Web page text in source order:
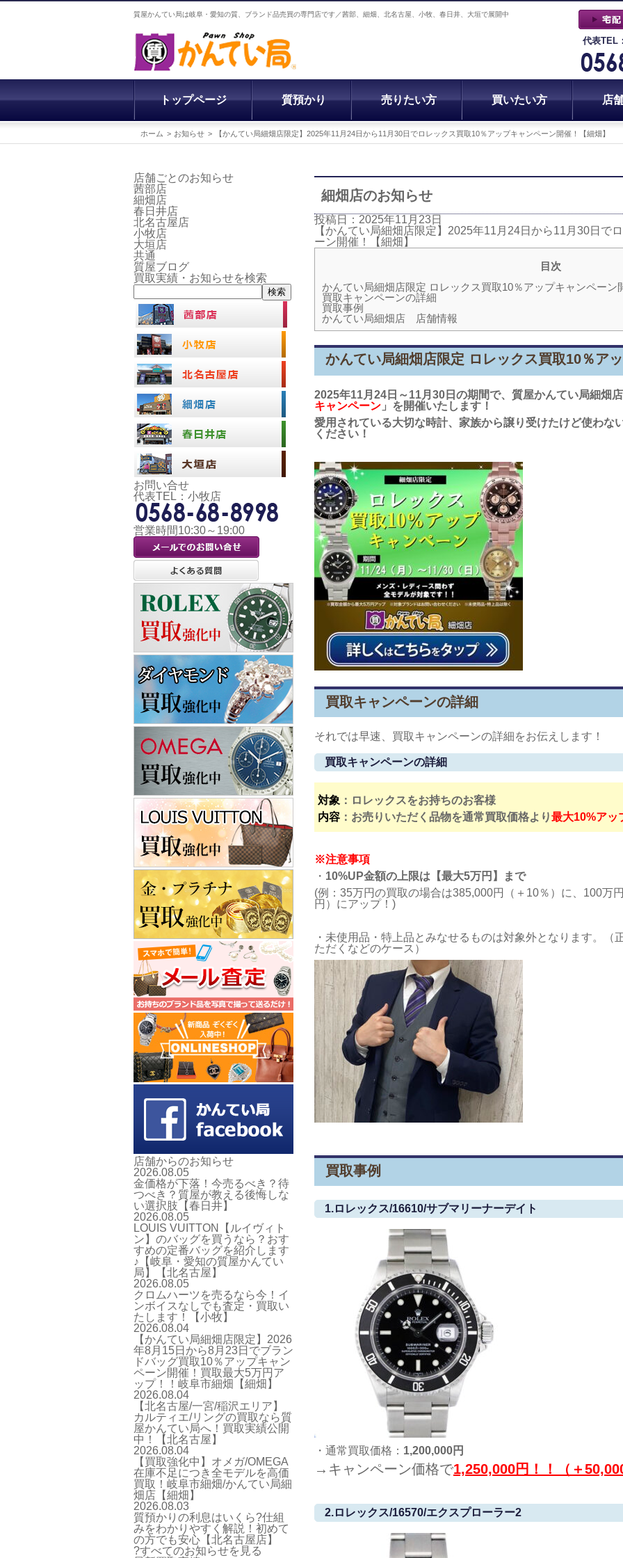
質屋かんてい局は岐阜・愛知の質、ブランド品売買の専門店です／茜部、細畑、北名古屋、小牧、春日井、大垣で展開中
代表TEL
トップページ 質預かり 売りたい方 買いたい方 店
ホーム お知らせ 【かんてい局細畑店限定】2025年11月24日から11月30日でロレックス買取10％アップキャンペーン開催！【細畑】
細畑店のお知らせ
投稿日：2025年11月23日
【かんてい局細畑店限定】2025年11月24日から11月30日で
ーン開催！【細畑】
目次
かんてい局細畑店限定 ロレックス買取10％アップキャンペーン
買取キャンペーンの詳細
買取事例
かんてい局細畑店 店舗情報
かんてい局細畑店限定 ロレックス買取10％ア
2025年11月24日～11月30日の期間で、質屋かんてい局細畑
キャンペーン 」を開催いたします！
愛用されている大切な時計、家族から譲り受けたけど使わな
ください！
買取キャンペーンの詳細
それでは早速、買取キャンペーンの詳細をお伝えします！
買取キャンペーンの詳細
対象 ：ロレックスをお持ちのお客様
内容 ：お売りいただく品物を通常買取価格より最大10%アッ
※注意事項
・ 10%UP金額の上限は【最大5万円】まで
(例：35万円の買取の場合は385,000円（＋10％）に、100万
円）にアップ！)
・未使用品・特上品とみなせるものは対象外となります。（
ただくなどのケース）
買取事例
1.ロレックス/16610/サブマリーナーデイト
・通常買取価格： 1,200,000円
→キャンペーン価格で1,250,000円！！（＋
2.ロレックス/16570/エクスプローラー2
店舗ごとのお知らせ
茜部店
細畑店
春日井店
北名古屋店
小牧店
大垣店
共通
質屋ブログ
買取実績・お知らせを検索
検索
お問い合せ
代表TEL：小牧店
営業時間10:30～19:00
店舗からのお知らせ
2026.08.05
金価格が下落！今売るべき？待
つべき？質屋が教える後悔しな
い選択肢【春日井】
2026.08.05
LOUIS VUITTON【ルイヴィト
ン】のバッグを買うなら？おす
すめの定番バッグを紹介します
♪【岐阜・愛知の質屋かんてい
局】【北名古屋】
2026.08.05
クロムハーツを売るなら今！イ
ンボイスなしでも査定・買取い
たします！【小牧】
2026.08.04
【かんてい局細畑店限定】2026
年8月15日から8月23日でブラン
ドバッグ買取10％アップキャン
ペーン開催！買取最大5万円ア
ップ！！岐阜市細畑【細畑】
2026.08.04
【北名古屋/一宮/稲沢エリア】
カルティエ/リングの買取なら質
屋かんてい局へ！買取実績公開
中！【北名古屋】
2026.08.04
【買取強化中】オメガ/OMEGA
在庫不足につき全モデルを高価
買取！岐阜市細畑/かんてい局細
畑店【細畑】
2026.08.03
質預かりの利息はいくら?仕組
みをわかりやすく解説！初めて
の方でも安心【北名古屋店】
?すべてのお知らせを見る